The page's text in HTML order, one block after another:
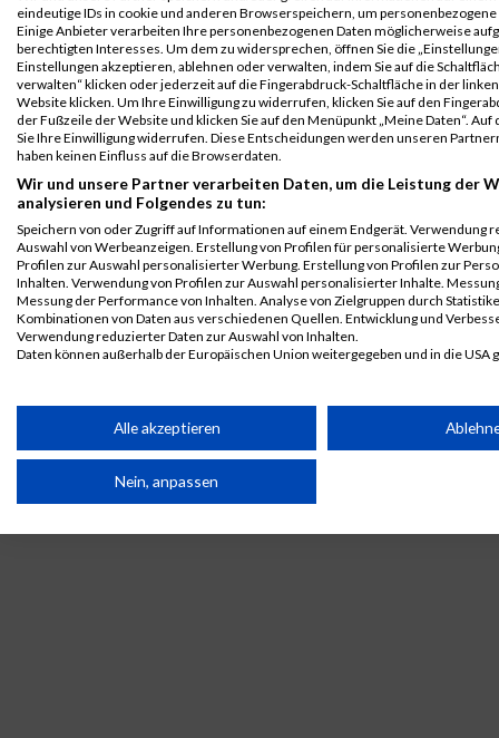
männlich
GmbH
B2Run
Stuttgart
Teamwertung
männlich
3941 Sebastian Hähnel 0000 GER
Mercedes-
Benz
Museum
GmbH
B2Run
Stuttgart
Teamwertung
mixed
3941 Sebastian Hähnel
Benz
GmbH
B2Run
Stuttgart
B2RUN Stuttgart
3941 Sebastian Hähnel 1995 AUT
Mercedes-
Benz
Museum
GmbH
Legende:
Team Position, DNS = Did not start, DNF = Did not finish, DQ =
eindeutige IDs in cookie und anderen Browserspeichern, um
Einige Anbieter verarbeiten Ihre personenbezogenen Daten möglicherweise
berechtigten Interesses. Um dem zu widersprechen, öffnen Sie die
Einstellungen akzeptieren, ablehnen oder verwalten, indem Sie auf die
verwalten“ klicken oder jederzeit auf die Fingerabdruck-Schaltfläche in der
Website klicken. Um Ihre Einwilligung zu widerrufen, klicken Sie auf den
der Fußzeile der Website und klicken Sie auf den Menüpunkt „Meine Daten“. Auf
Sie Ihre Einwilligung widerrufen. Diese Entscheidungen werden unseren
haben keinen Einfluss auf die Browserdaten.
Wir und unsere Partner verarbeiten Daten, um die Leistung der
analysieren und Folgendes zu tun:
Speichern von oder Zugriff auf Informationen auf einem Endgerät. Verwendung
Auswahl von Werbeanzeigen. Erstellung von Profilen für personalisierte
Profilen zur Auswahl personalisierter Werbung. Erstellung von Profilen zur
Inhalten. Verwendung von Profilen zur Auswahl personalisierter Inhalte.
Messung der Performance von Inhalten. Analyse von Zielgruppen durch
Kombinationen von Daten aus verschiedenen Quellen. Entwicklung und
Verwendung reduzierter Daten zur Auswahl von Inhalten.
Daten können außerhalb der Europäischen Union weitergegeben und in die USA
Partnerliste anzeigen (1 IAB-Anbieter)
Wir nutzen Ihre Daten für folgende Zwecke:
IAB-Verarbeitungszwecke:
Alle akzeptieren
Nein, anpassen